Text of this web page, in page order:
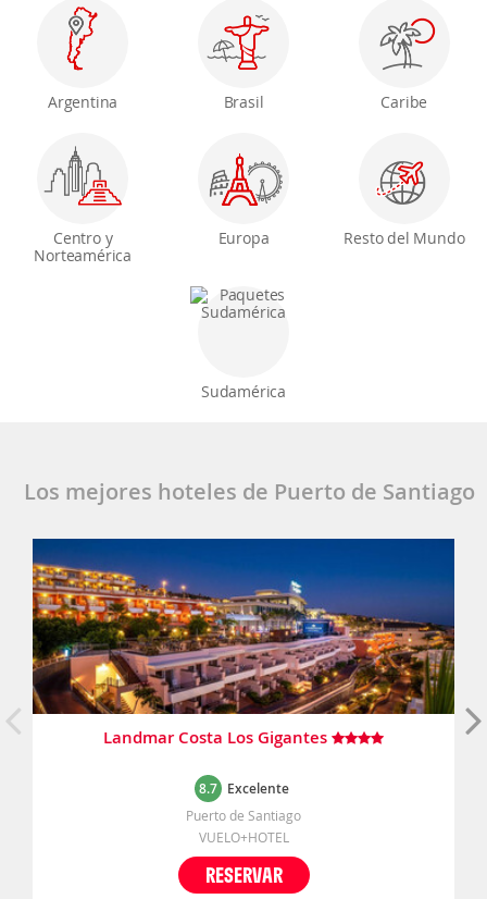
Argentina Brasil Caribe
Centro y
Norteamérica
Europa Resto del Mundo
Sudamérica
Los mejores hoteles de Puerto de Santiago
Landmar Costa Los Gigantes
8.7 Excelente
Puerto de Santiago
VUELO+HOTEL
RESERVAR